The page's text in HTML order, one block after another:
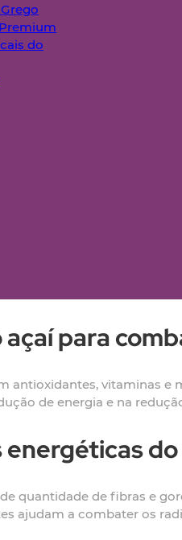
do
para
antioxidantes, vitaminas e
de energia e na
do
quantidade de fibras e
ajudam a combater os